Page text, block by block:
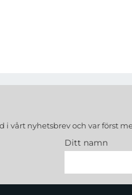
i vårt nyhetsbrev och var först
Ditt namn